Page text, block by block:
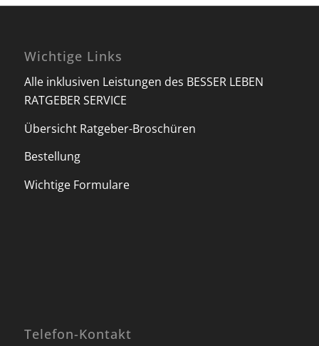
Wichtige Links
Alle inklusiven Leistungen des BESSER LEBEN
RATGEBER SERVICE
Übersicht Ratgeber-Broschüren
Bestellung
Wichtige Formulare
Telefon-Kontakt